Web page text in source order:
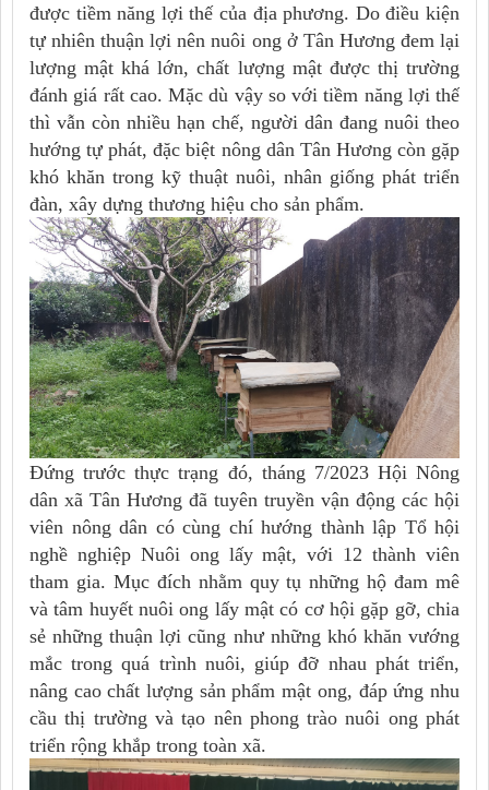
được tiềm năng lợi thế của địa phương. Do điều kiện
tự nhiên thuận lợi nên nuôi ong ở Tân Hương đem lại
lượng mật khá lớn, chất lượng mật được thị trường
đánh giá rất cao. Mặc dù vậy so với tiềm năng lợi thế
thì vẫn còn nhiều hạn chế, người dân đang nuôi theo
hướng tự phát, đặc biệt nông dân Tân Hương còn gặp
khó khăn trong kỹ thuật nuôi, nhân giống phát triển
đàn, xây dựng thương hiệu cho sản phẩm.
Đứng trước thực trạng đó, tháng 7/2023 Hội Nông
dân xã Tân Hương đã tuyên truyền vận động các hội
viên nông dân có cùng chí hướng thành lập Tổ hội
nghề nghiệp Nuôi ong lấy mật, với 12 thành viên
tham gia. Mục đích nhằm quy tụ những hộ đam mê
và tâm huyết nuôi ong lấy mật có cơ hội gặp gỡ, chia
sẻ những thuận lợi cũng như những khó khăn vướng
mắc trong quá trình nuôi, giúp đỡ nhau phát triển,
nâng cao chất lượng sản phẩm mật ong, đáp ứng nhu
cầu thị trường và tạo nên phong trào nuôi ong phát
triển rộng khắp trong toàn xã.